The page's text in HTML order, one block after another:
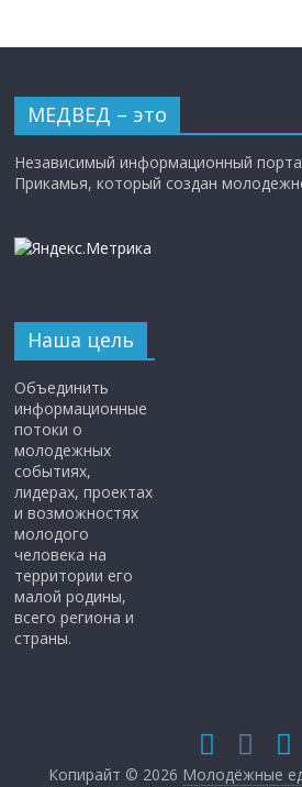
МЕДВЕД – это
Независимый информационный
Прикамья, который создан
Наша цель
Объединить
информационные
потоки о
молодежных
событиях,
лидерах, проектах
и возможностях
молодого
человека на
территории его
малой родины,
всего региона и
страны.
Копирайт © 2026 Молодёжные